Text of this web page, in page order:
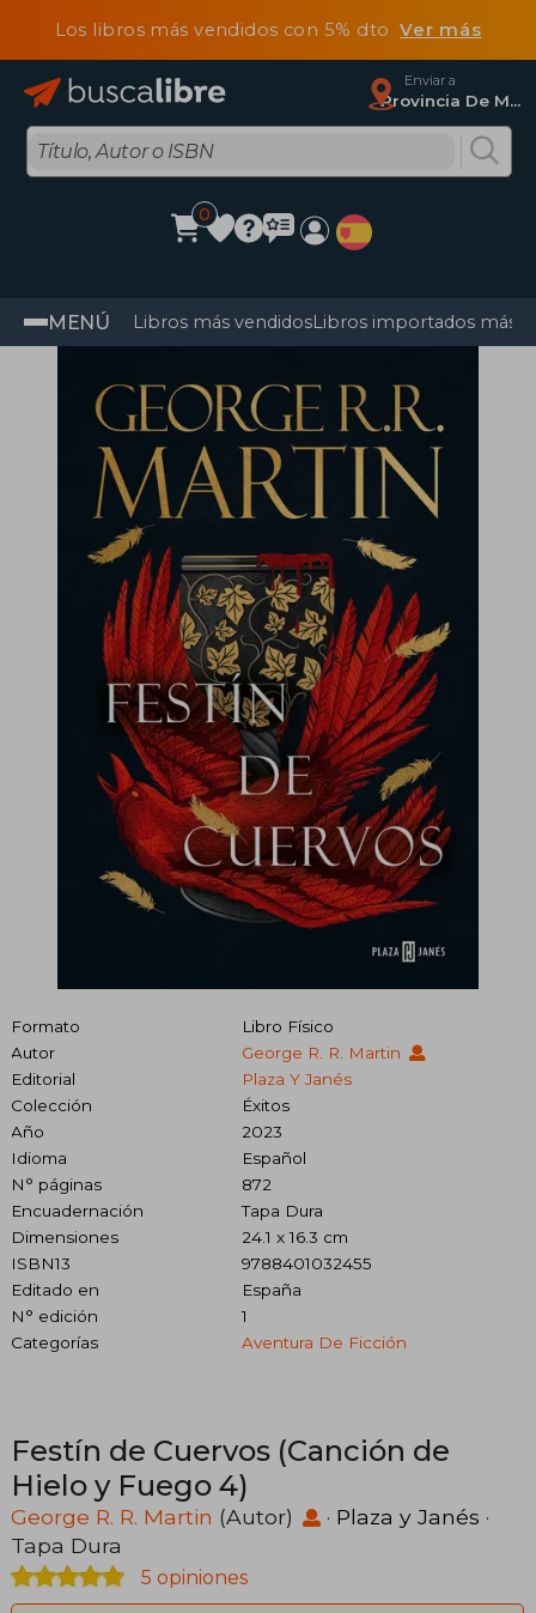
Los libros más vendidos con 5% dtoVer más
Enviar a
Provincia De Madrid
0
MENÚ Libros más vendidosLibros importados más
Formato
Libro Físico
Autor
George R. R. Martin
Editorial
Plaza Y Janés
Colección
Éxitos
Año
2023
Idioma
Español
N° páginas
872
Encuadernación
Tapa Dura
Dimensiones
24.1 x 16.3 cm
ISBN13
9788401032455
Editado en
España
N° edición
1
Categorías
Aventura De Ficción
Festín de Cuervos (Canción de
Hielo y Fuego 4)
George R. R. Martin (Autor) · Plaza y Janés ·
Tapa Dura
5 opiniones